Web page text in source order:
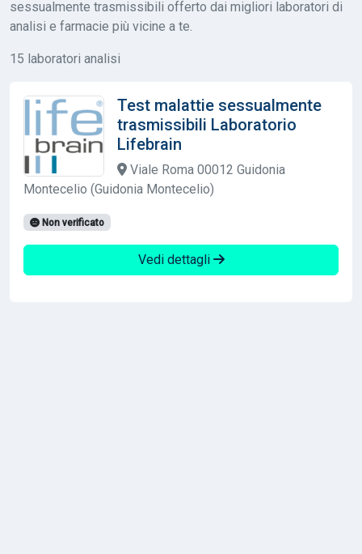
sessualmente trasmissibili offerto dai migliori laboratori di
analisi e farmacie più vicine a te.
15 laboratori analisi
Test malattie sessualmente
trasmissibili Laboratorio
Lifebrain
Viale Roma 00012 Guidonia
Montecelio (Guidonia Montecelio)
Non verificato
Vedi dettagli